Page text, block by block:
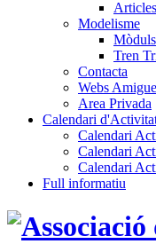
Modelisme
Mòduls
Tren
Contacta
Webs
Area Privada
Calendari
Calendari
Calendari
Calendari
Full informatiu